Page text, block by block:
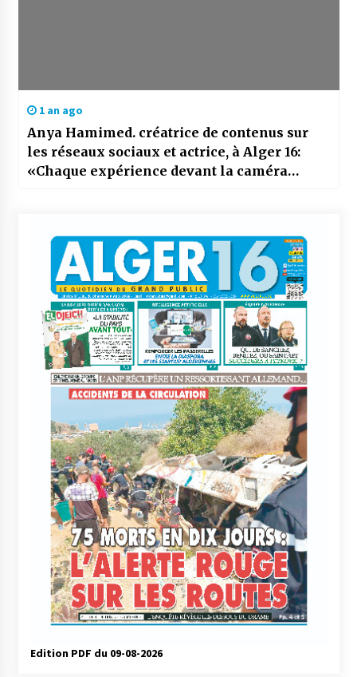
1 an ago
Anya Hamimed. créatrice de contenus sur
les réseaux sociaux et actrice, à Alger 16:
«Chaque expérience devant la caméra
Edition PDF du 09-08-2026